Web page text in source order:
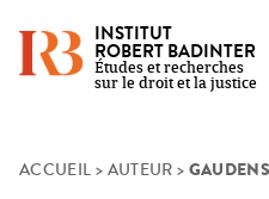
Skip
INSTITUT
ROBERT BADINTER
Études et recherches
sur le droit et la justice
ACCUEIL > AUTEUR >